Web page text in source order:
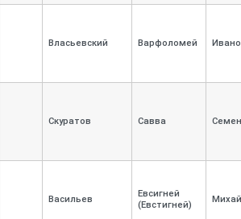
Власьевский Варфоломей
Скуратов Савва
Васильев
Евсигней
(Евстигней)